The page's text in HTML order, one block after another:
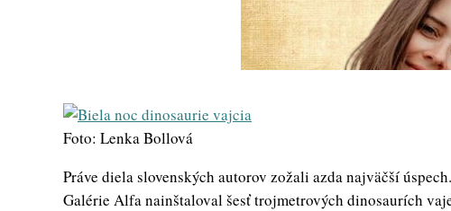
Foto: Lenka Bollová
Práve diela slovenských autorov zožali azda najväčší
Galérie Alfa nainštaloval šesť trojmetrových dinosaurích